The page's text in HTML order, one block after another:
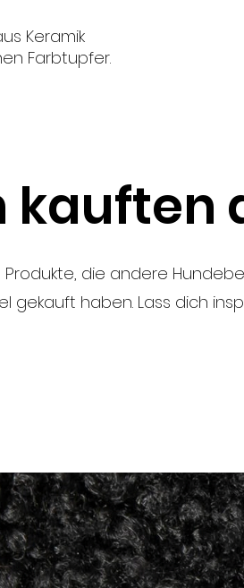
Keramik
Farbtupfer.
kauften
die andere
gekauft haben. Lass dich